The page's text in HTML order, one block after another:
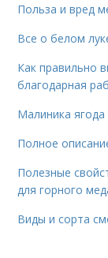
Польза и вред
Все о белом
Как правильно
благодарная
Малиника ягода
Полное
Полезные
для горного
Виды и сорта